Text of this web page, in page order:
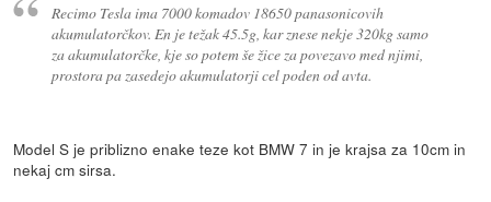
Recimo Tesla ima 7000 komadov 18650 panasonicovih
akumulatorčkov. En je težak 45.5g, kar znese nekje 320kg samo
za akumulatorčke, kje so potem še žice za povezavo med njimi,
prostora pa zasedejo akumulatorji cel poden od avta.
Model S je priblizno enake teze kot BMW 7 in je krajsa za 10cm in
nekaj cm sirsa.